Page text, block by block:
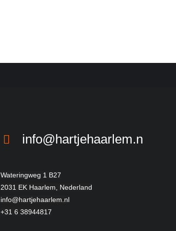
info@hartjehaarlem.nl
Wateringweg 1 B27
2031 EK Haarlem, Nederland
info@hartjehaarlem.nl
+31 6 38944817